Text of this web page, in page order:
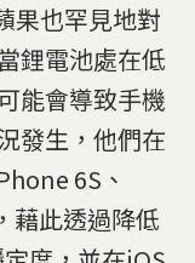
果也罕見地對
鋰電池處在低
能會導致手機
發生，他們在
6S、
藉此透過降低